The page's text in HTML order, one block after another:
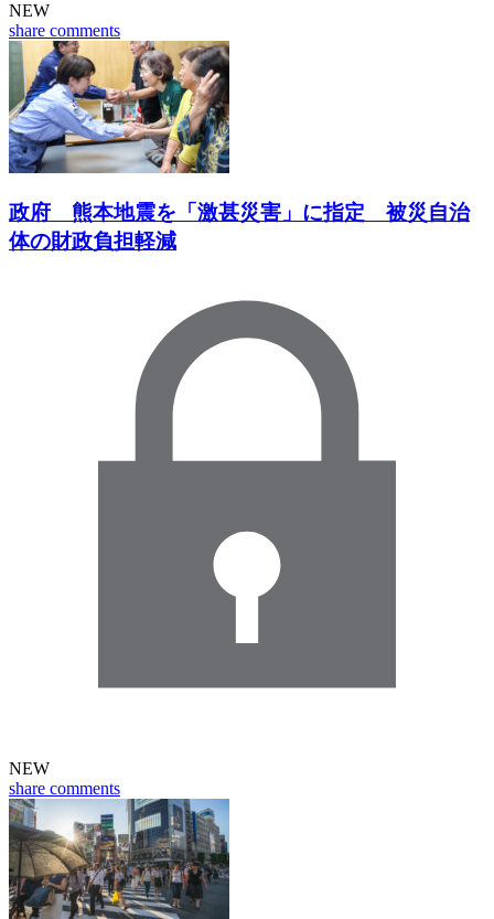
NEW
share comments
政府 熊本地震を「激甚災害」に指定 被災自治
体の財政負担軽減
NEW
share comments